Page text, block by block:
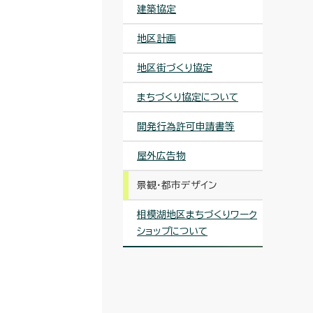
建築協定
地区計画
地区街づくり協定
まちづくり協定について
開発行為許可申請書等
屋外広告物
景観・都市デザイン
相模湖地区まちづくりワーク
ショップについて